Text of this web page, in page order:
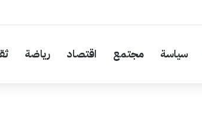
سياسة مجتمع اقتصاد رياضة